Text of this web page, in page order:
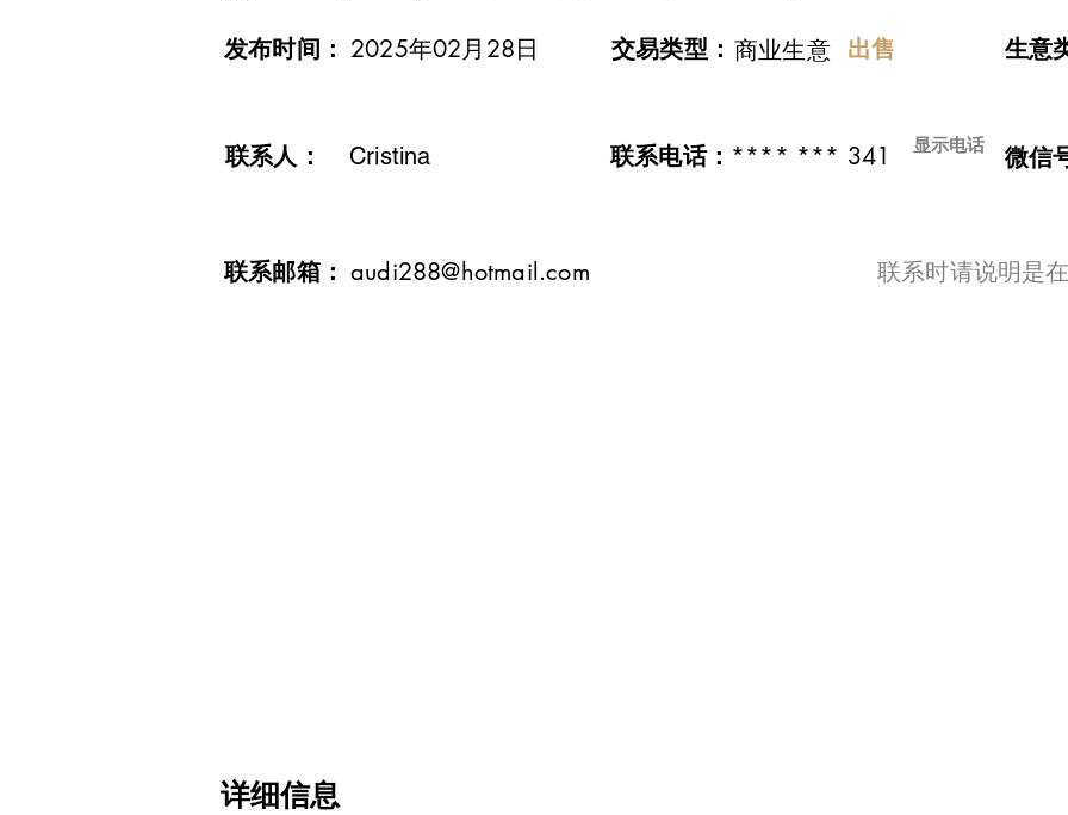
发布时间： 2025年02月28日 交易类型： 商业生意 出售 生意
联系人： Cristina 联系电话： **** *** 341 显示电话 微信
​联系邮箱： audi288@hotmail.com 联系时请说明是
详细信息